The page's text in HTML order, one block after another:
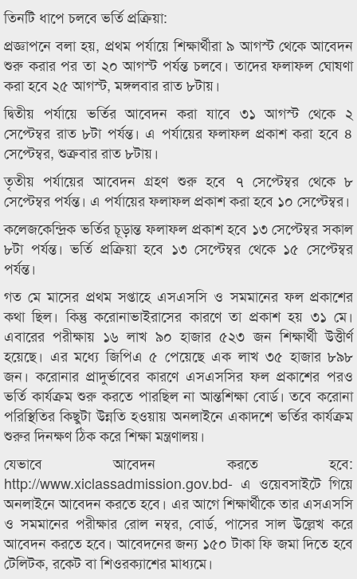
তিনটি ধাপে চলবে ভর্তি প্রক্রিয়া:
প্রজ্ঞাপনে বলা হয়, প্রথম পর্যায়ে শিক্ষার্থীরা ৯ আগস্ট থেকে আবেদন
শুরু করার পর তা ২০ আগস্ট পর্যন্ত চলবে। তাদের ফলাফল ঘোষণা
করা হবে ২৫ আগস্ট, মঙ্গলবার রাত ৮টায়।
দ্বিতীয় পর্যায়ে ভর্তির আবেদন করা যাবে ৩১ আগস্ট থেকে ২
সেপ্টেম্বর রাত ৮টা পর্যন্ত। এ পর্যায়ের ফলাফল প্রকাশ করা হবে ৪
সেপ্টেম্বর, শুক্রবার রাত ৮টায়।
তৃতীয় পর্যায়ের আবেদন গ্রহণ শুরু হবে ৭ সেপ্টেম্বর থেকে ৮
সেপ্টেম্বর পর্যন্ত। এ পর্যায়ের ফলাফল প্রকাশ করা হবে ১০ সেপ্টেম্বর।
কলেজকেন্দ্রিক ভর্তির চূড়ান্ত ফলাফল প্রকাশ হবে ১৩ সেপ্টেম্বর সকাল
৮টা পর্যন্ত। ভর্তি প্রক্রিয়া হবে ১৩ সেপ্টেম্বর থেকে ১৫ সেপ্টেম্বর
পর্যন্ত।
গত মে মাসের প্রথম সপ্তাহে এসএসসি ও সমমানের ফল প্রকাশের
কথা ছিল। কিন্তু করোনাভাইরাসের কারণে তা প্রকাশ হয় ৩১ মে।
এবারের পরীক্ষায় ১৬ লাখ ৯০ হাজার ৫২৩ জন শিক্ষার্থী উত্তীর্ণ
হয়েছে। এর মধ্যে জিপিএ ৫ পেয়েছে এক লাখ ৩৫ হাজার ৮৯৮
জন। করোনার প্রাদুর্ভাবের কারণে এসএসসির ফল প্রকাশের পরও
ভর্তি কার্যক্রম শুরু করতে পারছিল না আন্তশিক্ষা বোর্ড। তবে করোনা
পরিস্থিতির কিছুটা উন্নতি হওয়ায় অনলাইনে একাদশে ভর্তির কার্যক্রম
শুরুর দিনক্ষণ ঠিক করে শিক্ষা মন্ত্রণালয়।
যেভাবে আবেদন করতে হবে:
http://www.xiclassadmission.gov.bd- এ ওয়েবসাইটে গিয়ে
অনলাইনে আবেদন করতে হবে। এর আগে শিক্ষার্থীকে তার এসএসসি
ও সমমানের পরীক্ষার রোল নম্বর, বোর্ড, পাসের সাল উল্লেখ করে
আবেদন করতে হবে। আবেদনের জন্য ১৫০ টাকা ফি জমা দিতে হবে
টেলিটক, রকেট বা শিওরক্যাশের মাধ্যমে।